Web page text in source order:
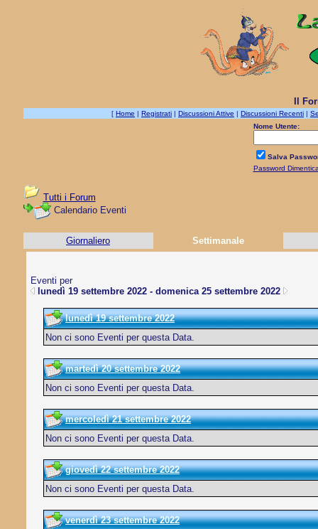
Il
[ Home | Registrati | Discussioni Attive | Discussioni Recenti |
Nome Utente:
Salva
Password
Tutti i Forum
Calendario Eventi
Giornaliero Settimanale
Eventi per
lunedì 19 settembre 2022 - domenica 25 settembre 2022
lunedì 19 settembre 2022
Non ci sono Eventi per questa Data.
martedì 20 settembre 2022
Non ci sono Eventi per questa Data.
mercoledì 21 settembre 2022
Non ci sono Eventi per questa Data.
giovedì 22 settembre 2022
Non ci sono Eventi per questa Data.
venerdì 23 settembre 2022